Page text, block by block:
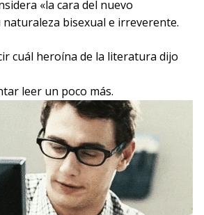
«la cara del nuevo
bisexual e irreverente.
cuál heroína de la literatura dijo
leer un poco más.